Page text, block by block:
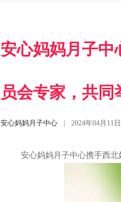
安心妈妈月子中
员会专家，共同
安心妈妈月子中心 2024年04月11
安心妈妈月子中心携手西